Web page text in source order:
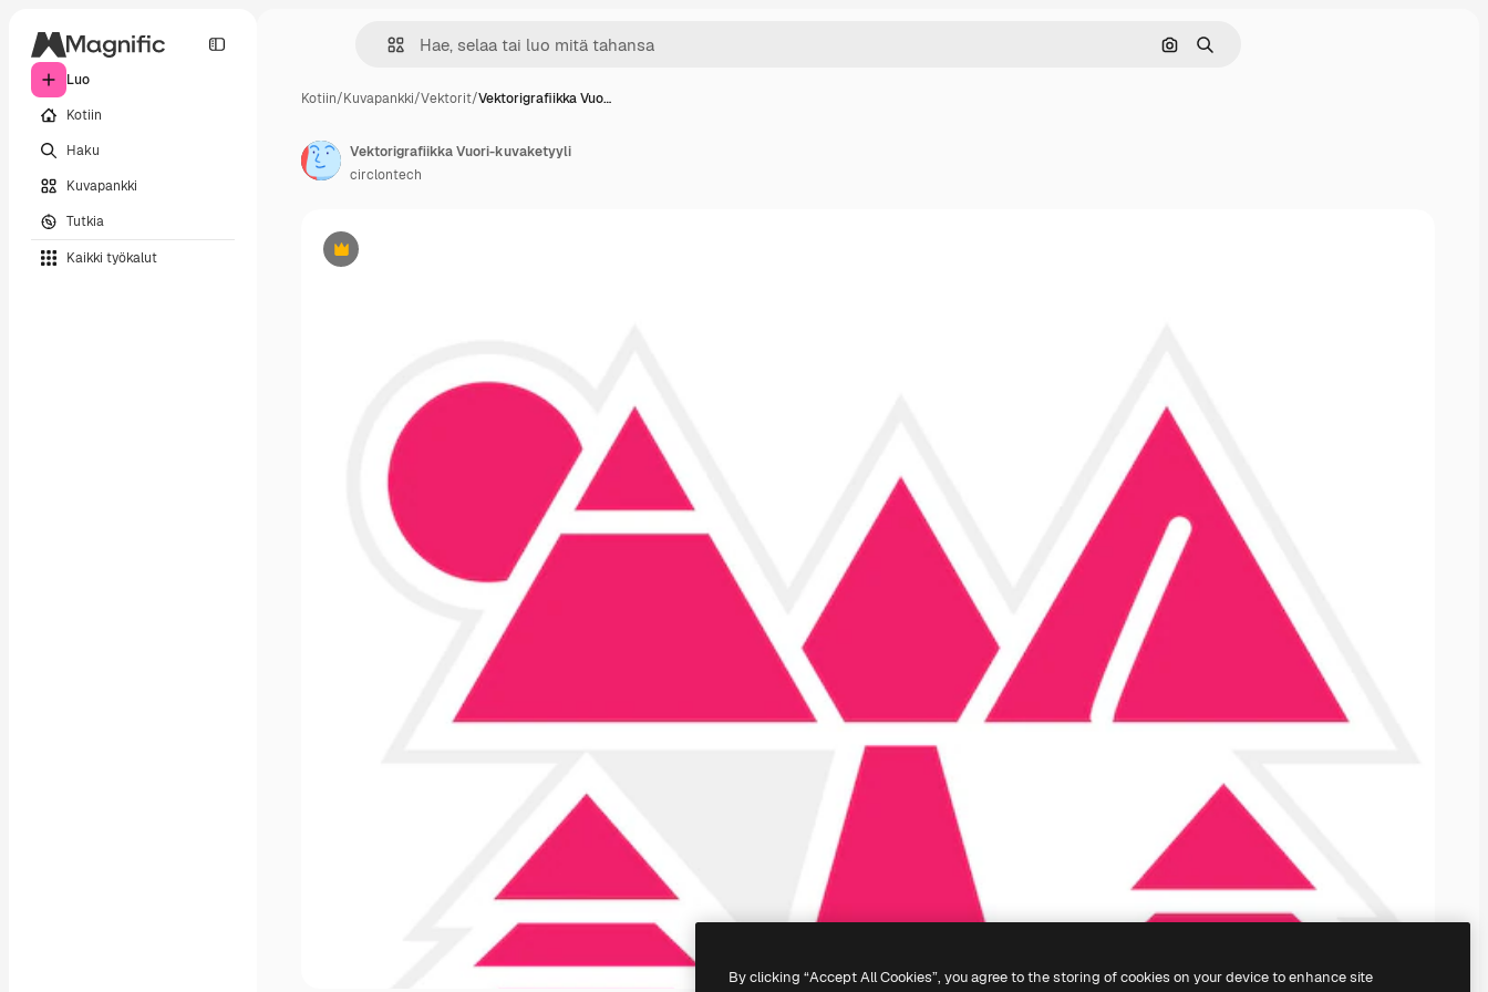
Luo
Kotiin
Haku
Kuvapankki
Tutkia
Kaikki työkalut
Hae kuvan perusteella
Haku
Kotiin/Kuvapankki/Vektorit/Vektorigrafiikka Vuo…
Premium
Vektorigrafiikka Vuori-kuvaketyyli
circlontech
By clicking “Accept All Cookies”, you agree to the storing of cookies on your device to enhance site